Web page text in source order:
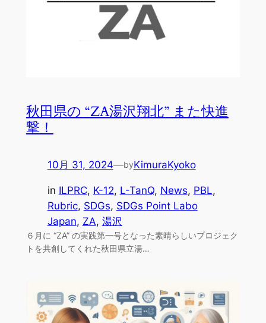
秋田県の “ZA湯沢翔北” また快進
撃！
10月 31, 2024—byKimuraKyoko
in ILPRC, K-12, L-TanQ, News, PBL
Rubric, SDGs, SDGs Point Labo
Japan, ZA, 湯沢
６月に “ZA” の実践第一号となった素晴らしいプロジェク
トを共創してくれた秋田県立湯…